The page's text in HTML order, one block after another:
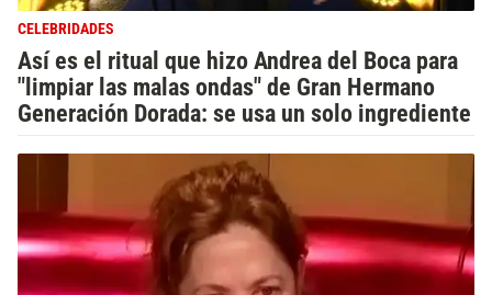
CELEBRIDADES
Así es el ritual que hizo Andrea del Boca para
"limpiar las malas ondas" de Gran Hermano
Generación Dorada: se usa un solo ingrediente